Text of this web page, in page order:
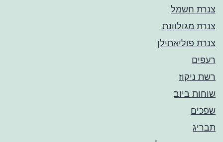
צנרת חשמל
צנרת מגולוונת
צנרת פוליאתילן
רעפים
רשת ניקוז
שוחות ביוב
שפכים
תבריג